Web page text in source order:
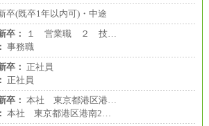
卒(既卒1年以内可)・中途
卒：
１ 営業職 ２ 技…
事務職
卒： 正社員
正社員
卒： 本社 東京都港区港…
本社 東京都港区港南2…